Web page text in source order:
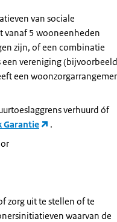
van sociale
vanaf 5 wooneenheden
zijn, of een combinatie
vereniging (bijvoorbeeld
een
verhuurd óf
Garantie
.
zorg uit te stellen of te
waarvan de